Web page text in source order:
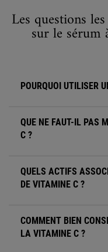
Les questions
sur le sérum
POURQUOI UTILISER
QUE NE FAUT-IL PAS
C ?
QUELS ACTIFS
DE VITAMINE C ?
COMMENT BIEN
LA VITAMINE C ?